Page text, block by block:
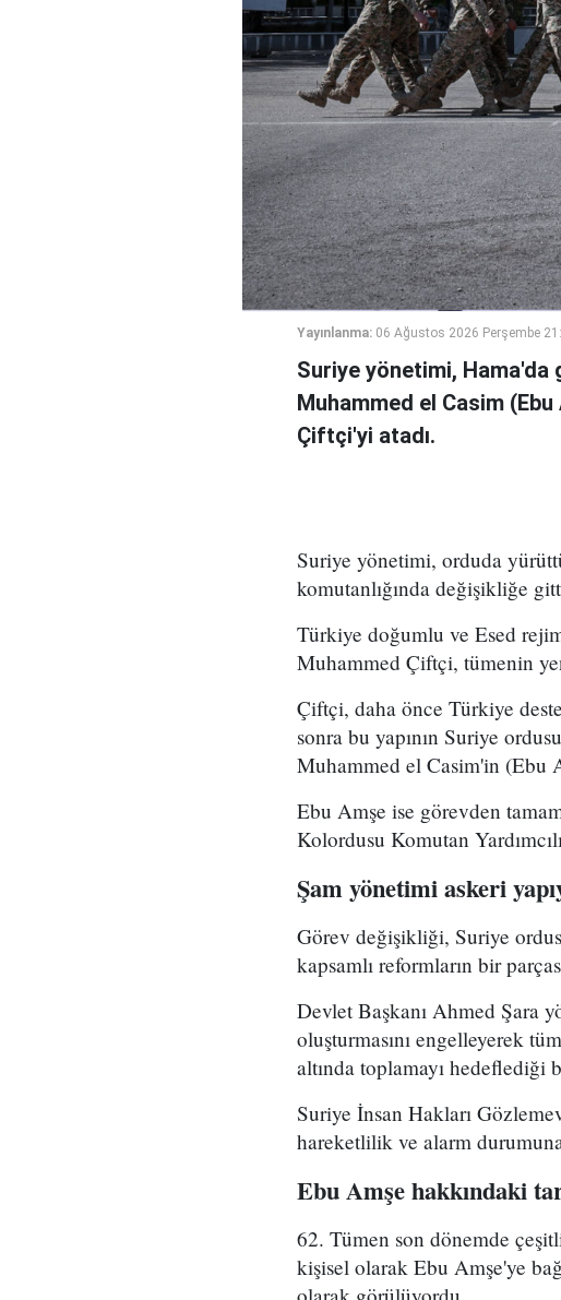
Yayınlanma: 06 Ağustos 2026 Perşembe
Suriye yönetimi, Hama'da
Muhammed el Casim
Çiftçi'yi atadı.
Suriye yönetimi, orduda
komutanlığında değişikliğe
Türkiye doğumlu ve Esed
Muhammed Çiftçi, tümenin
Çiftçi, daha önce Türkiye
sonra bu yapının Suriye
Muhammed el Casim'in (Ebu
Ebu Amşe ise görevden
Kolordusu Komutan
Şam yönetimi askeri
Görev değişikliği, Suriye
kapsamlı reformların bir
Devlet Başkanı Ahmed Şara
oluşturmasını engelleyerek
altında toplamayı hedeflediği
Suriye İnsan Hakları
hareketlilik ve alarm
Ebu Amşe hakkındaki
62. Tümen son dönemde
kişisel olarak Ebu Amşe'ye
olarak görülüyordu.